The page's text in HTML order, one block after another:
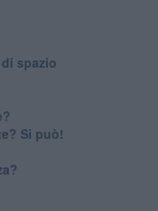
spazio
Si può!